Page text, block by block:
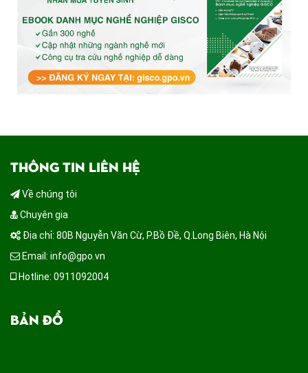
THÔNG TIN LIÊN HỆ
Về chúng tôi
Chuyên gia
Địa chỉ: 80B Nguyễn Văn Cừ, P.Bồ Đề, Q.Long Biên, Hà Nội
Email: info@gpo.vn
Hotline: 0911092004
BẢN ĐỒ